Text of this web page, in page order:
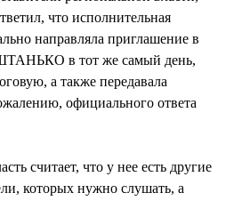
что исполнительная
направляла приглашение в
в тот же самый день,
а также передавала
официального ответа
считает, что у нее есть другие
которых нужно слушать, а